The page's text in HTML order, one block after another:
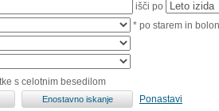
išči po
* po starem in
s celotnim besedilom
Ponastavi